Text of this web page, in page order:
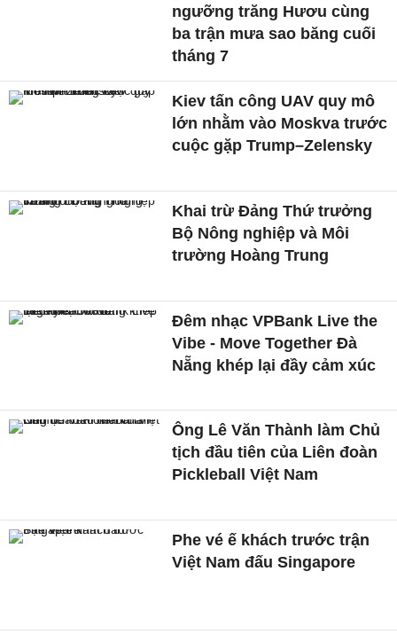
ngưỡng trăng Hươu cùng
ba trận mưa sao băng cuối
tháng 7
Kiev tấn công UAV quy mô
lớn nhằm vào Moskva trước
cuộc gặp Trump–Zelensky
Khai trừ Đảng Thứ trưởng
Bộ Nông nghiệp và Môi
trường Hoàng Trung
Đêm nhạc VPBank Live the
Vibe - Move Together Đà
Nẵng khép lại đầy cảm xúc
Ông Lê Văn Thành làm Chủ
tịch đầu tiên của Liên đoàn
Pickleball Việt Nam
Phe vé ế khách trước trận
Việt Nam đấu Singapore